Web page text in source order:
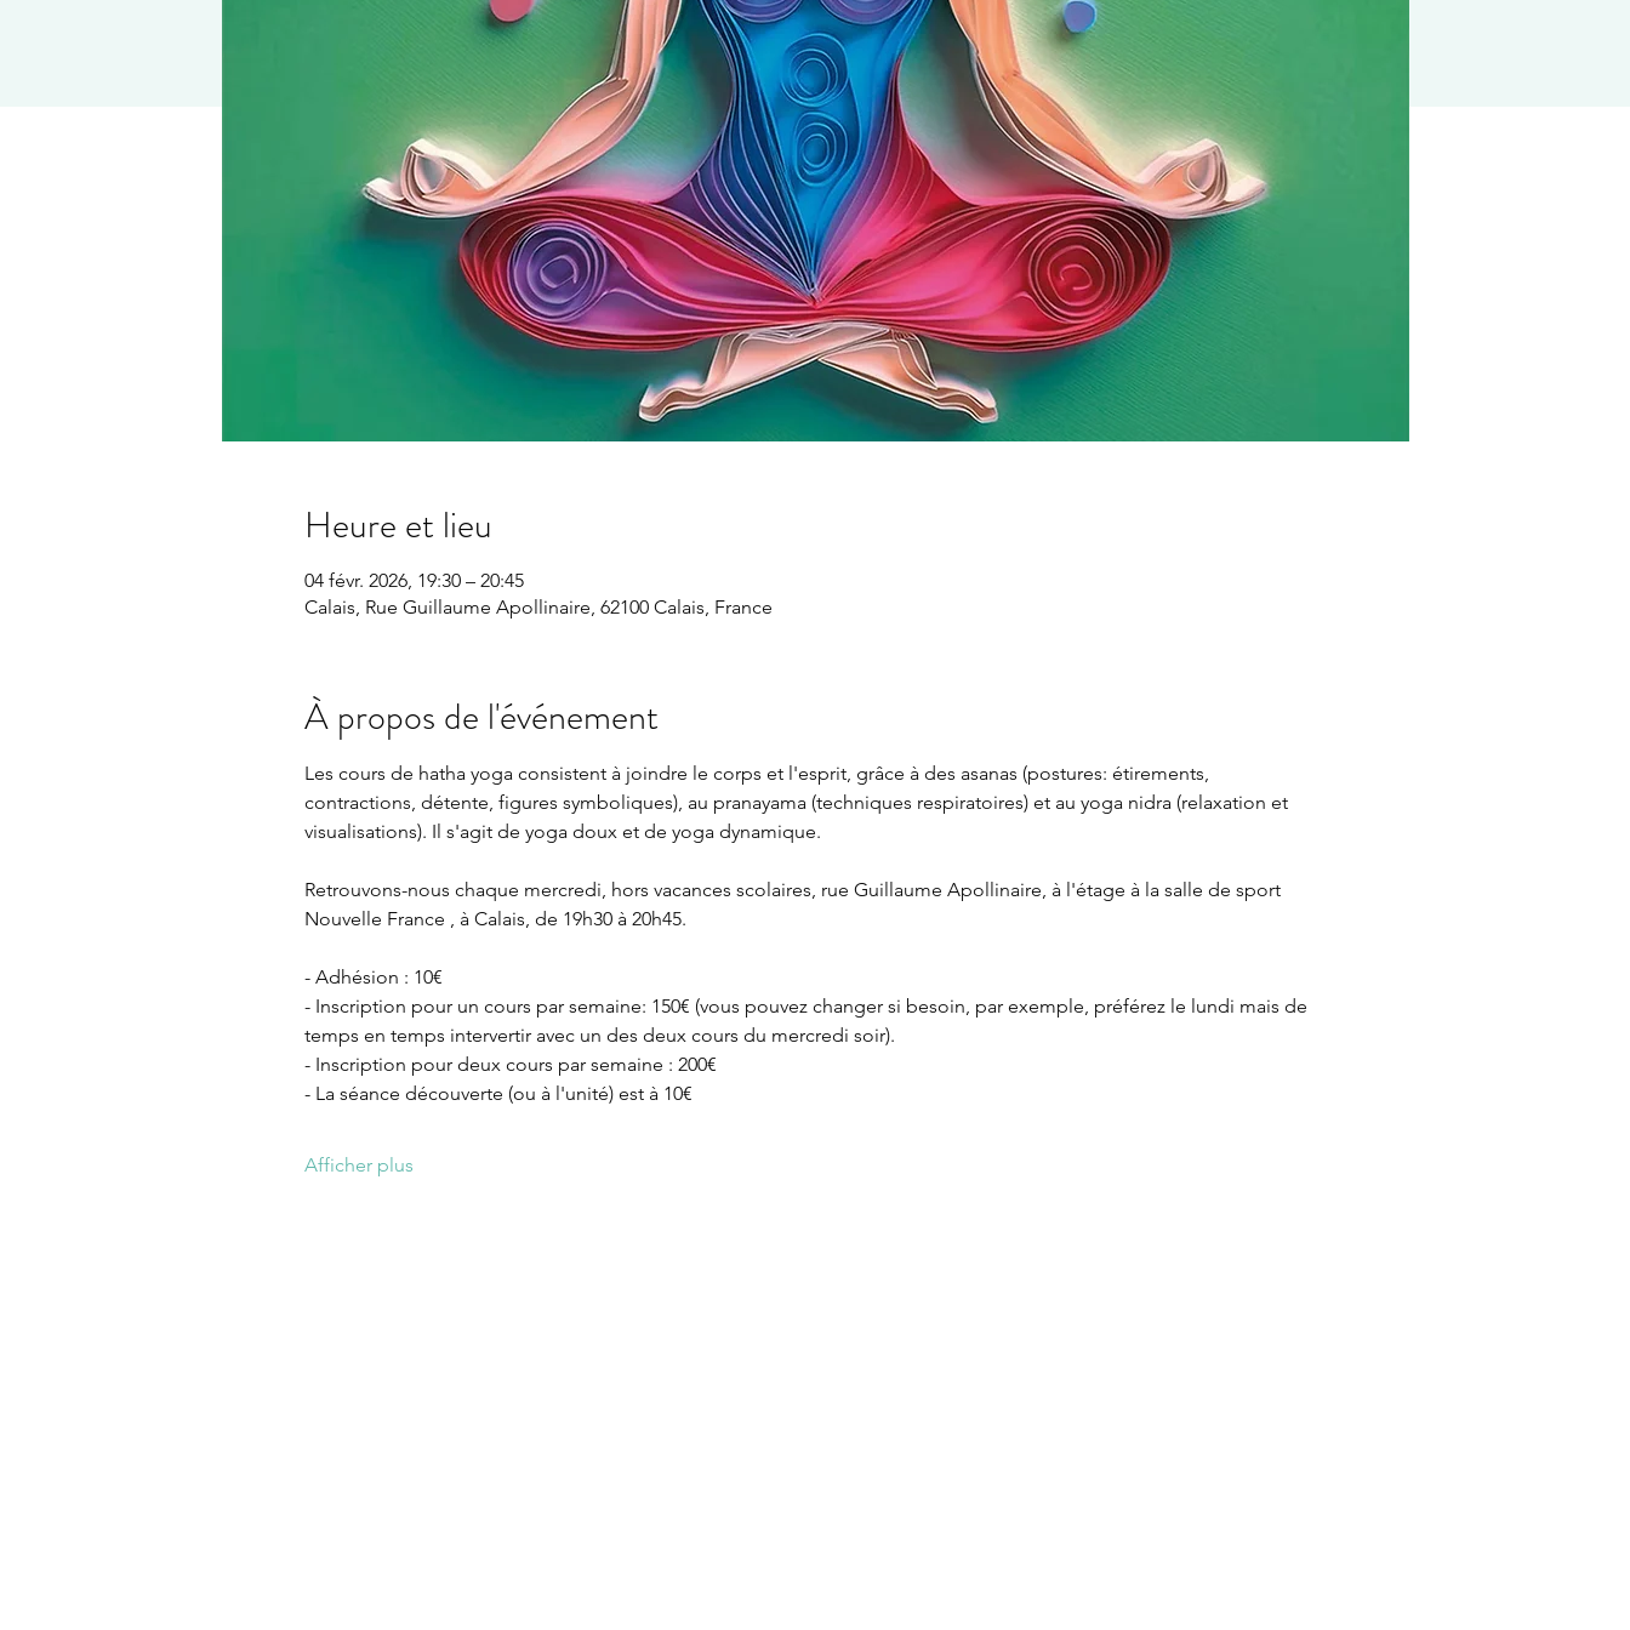
Heure et lieu
04 févr. 2026, 19:30 – 20:45
Calais, Rue Guillaume Apollinaire, 62100 Calais, France
À propos de l'événement
Les cours de hatha yoga consistent à joindre le corps et l'esprit, grâce à des asanas (postures: étirements,
contractions, détente, figures symboliques), au pranayama (techniques respiratoires) et au yoga nidra (relaxation et
visualisations). Il s'agit de yoga doux et de yoga dynamique.
Retrouvons-nous chaque mercredi, hors vacances scolaires, rue Guillaume Apollinaire, à l'étage à la salle de sport
Nouvelle France , à Calais, de 19h30 à 20h45.
- Adhésion : 10€
- Inscription pour un cours par semaine: 150€ (vous pouvez changer si besoin, par exemple, préférez le lundi mais de
temps en temps intervertir avec un des deux cours du mercredi soir).
- Inscription pour deux cours par semaine : 200€
- La séance découverte (ou à l'unité) est à 10€
Afficher plus